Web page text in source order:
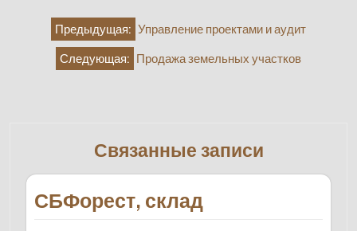
Навигация
записям
Предыдущая: Управление проектами и аудит
Следующая: Продажа земельных участков
Связанные записи
СБФорест, склад